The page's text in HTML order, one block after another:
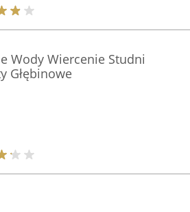
Wody Wiercenie Studni
Głębinowe